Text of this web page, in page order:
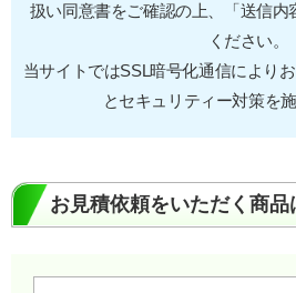
扱い同意書をご確認の上、「送信内
ください。
当サイトではSSL暗号化通信により
とセキュリティー対策を
お見積依頼をいただく商品